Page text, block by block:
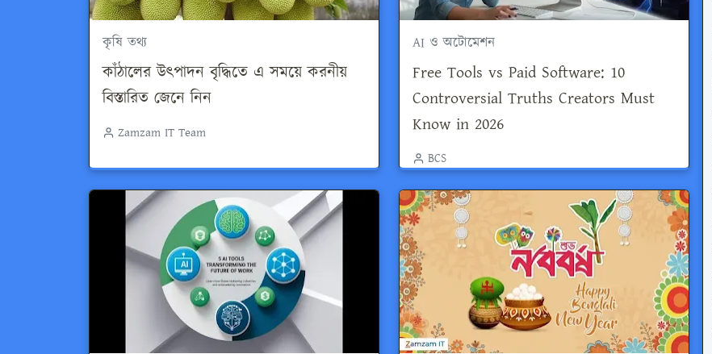
কৃষি তথ্য
কাঁঠালের উৎপাদন বৃদ্ধিতে এ সময়ে করনীয়
বিস্তারিত জেনে নিন
Zamzam IT Team
AI ও অটোমেশন
Free Tools vs Paid Software: 10
Controversial Truths Creators Must
Know in 2026
BCS